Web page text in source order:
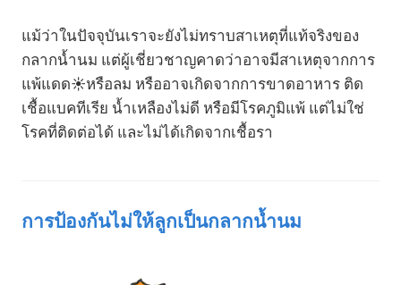
แม้ว่าในปัจจุบันเราจะยังไม่ทราบสาเหตุที่แท้จริงของ
กลากน้ำนม แต่ผู้เชี่ยวชาญคาดว่าอาจมีสาเหตุจากการ
แพ้แดด☀️หรือลม หรืออาจเกิดจากการขาดอาหาร ติด
เชื้อแบคทีเรีย น้ำเหลืองไม่ดี หรือมีโรคภูมิแพ้ แต่ไม่ใช่
โรคที่ติดต่อได้ และไม่ได้เกิดจากเชื้อรา
การป้องกันไม่ให้ลูกเป็นกลากน้ำนม